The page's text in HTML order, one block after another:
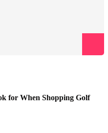
for When Shopping Golf